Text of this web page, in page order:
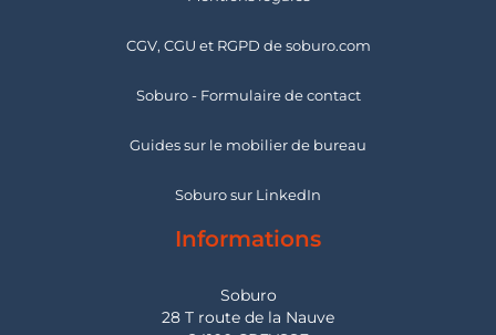
CGV, CGU et RGPD de soburo.com
Soburo - Formulaire de contact
Guides sur le mobilier de bureau
Soburo sur LinkedIn
Informations
Soburo
28 T route de la Nauve